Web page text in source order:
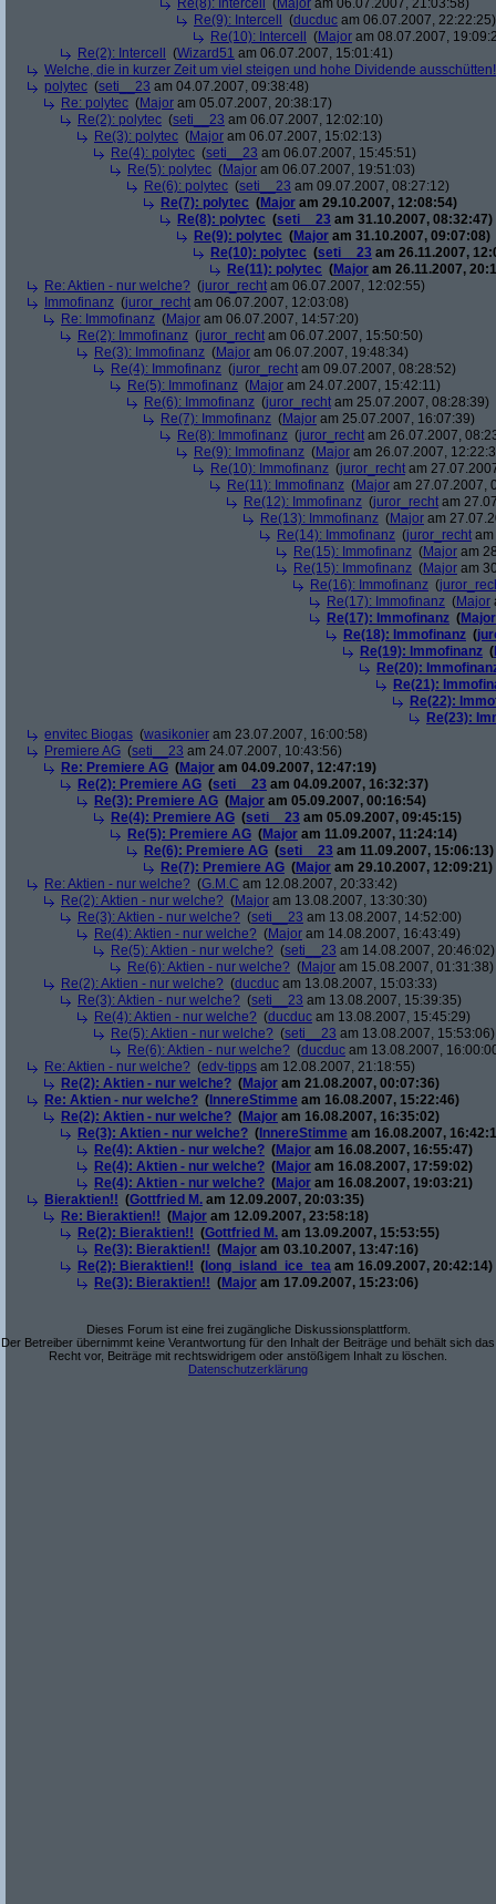
Re(8): Intercell
(Major am 06.07.2007, 21:03:58)
Re(9): Intercell
(ducduc am 06.07.2007, 22:22:25)
Re(10): Intercell
(Major am 08.07.2007,
Re(2): Intercell
(Wizard51 am 06.07.2007, 15:01:41)
Welche, die in kurzer Zeit um viel steigen und hohe Dividende
polytec (seti__23 am 04.07.2007, 09:38:48)
Re: polytec (Major am 05.07.2007, 20:38:17)
Re(2): polytec (seti__23 am 06.07.2007, 12:02:10)
Re(3): polytec (Major am 06.07.2007, 15:02:13)
Re(4): polytec (seti__23 am 06.07.2007, 15:45:51)
Re(5): polytec (Major am 06.07.2007, 19:51:03)
Re(6): polytec (seti__23 am 09.07.2007, 08:27:12)
Re(7): polytec (Major am 29.10.2007, 12:08:54)
Re(8): polytec (seti__23 am 31.10.2007, 08:32:47)
Re(9): polytec (Major am 31.10.2007, 09:07:08)
Re(10): polytec (seti__23 am 26.11.2007,
Re(11): polytec (Major am 26.11.2007,
Re: Aktien - nur welche? (juror_recht am 06.07.2007, 12:02:55)
Immofinanz (juror_recht am 06.07.2007, 12:03:08)
Re: Immofinanz (Major am 06.07.2007, 14:57:20)
Re(2): Immofinanz (juror_recht am 06.07.2007, 15:50:50)
Re(3): Immofinanz (Major am 06.07.2007, 19:48:34)
Re(4): Immofinanz (juror_recht am 09.07.2007, 08:28:52)
Re(5): Immofinanz (Major am 24.07.2007, 15:42:11)
Re(6): Immofinanz (juror_recht am 25.07.2007, 08:28:39)
Re(7): Immofinanz (Major am 25.07.2007, 16:07:39)
Re(8): Immofinanz (juror_recht am 26.07.2007,
Re(9): Immofinanz (Major am 26.07.2007,
Re(10): Immofinanz (juror_recht am
Re(11): Immofinanz (Major am 27.07.2007,
Re(12): Immofinanz (juror_recht am
Re(13): Immofinanz (Major am
Re(14): Immofinanz (juror_recht
Re(15): Immofinanz (Major am
Re(15): Immofinanz (Major am
Re(16): Immofinanz (
Re(17): Immofinanz (Major
Re(17): Immofinanz (Major
Re(18): Immofinanz (
Re(19): Immofinanz (
Re(20):
Re(21):
Re(22):
Re(23):
envitec Biogas (wasikonier am 23.07.2007, 16:00:58)
Premiere AG (seti__23 am 24.07.2007, 10:43:56)
Re: Premiere AG (Major am 04.09.2007, 12:47:19)
Re(2): Premiere AG (seti__23 am 04.09.2007, 16:32:37)
Re(3): Premiere AG (Major am 05.09.2007, 00:16:54)
Re(4): Premiere AG (seti__23 am 05.09.2007, 09:45:15)
Re(5): Premiere AG (Major am 11.09.2007, 11:24:14)
Re(6): Premiere AG (seti__23 am 11.09.2007, 15:06:13)
Re(7): Premiere AG (Major am 29.10.2007, 12:09:21)
Re: Aktien - nur welche? (G.M.C am 12.08.2007, 20:33:42)
Re(2): Aktien - nur welche? (Major am 13.08.2007, 13:30:30)
Re(3): Aktien - nur welche? (seti__23 am 13.08.2007, 14:52:00)
Re(4): Aktien - nur welche? (Major am 14.08.2007, 16:43:49)
Re(5): Aktien - nur welche? (seti__23 am 14.08.2007, 20:46:02)
Re(6): Aktien - nur welche? (Major am 15.08.2007, 01:31:38)
Re(2): Aktien - nur welche? (ducduc am 13.08.2007, 15:03:33)
Re(3): Aktien - nur welche? (seti__23 am 13.08.2007, 15:39:35)
Re(4): Aktien - nur welche? (ducduc am 13.08.2007, 15:45:29)
Re(5): Aktien - nur welche? (seti__23 am 13.08.2007, 15:53:06)
Re(6): Aktien - nur welche? (ducduc am 13.08.2007,
Re: Aktien - nur welche? (edv-tipps am 12.08.2007, 21:18:55)
Re(2): Aktien - nur welche? (Major am 21.08.2007, 00:07:36)
Re: Aktien - nur welche? ( InnereStimme am 16.08.2007, 15:22:46)
Re(2): Aktien - nur welche? (Major am 16.08.2007, 16:35:02)
Re(3): Aktien - nur welche? ( InnereStimme am 16.08.2007,
Re(4): Aktien - nur welche? (Major am 16.08.2007, 16:55:47)
Re(4): Aktien - nur welche? (Major am 16.08.2007, 17:59:02)
Re(4): Aktien - nur welche? (Major am 16.08.2007, 19:03:21)
Bieraktien!! (Gottfried M. am 12.09.2007, 20:03:35)
Re: Bieraktien!! (Major am 12.09.2007, 23:58:18)
Re(2): Bieraktien!! (Gottfried M. am 13.09.2007, 15:53:55)
Re(3): Bieraktien!! (Major am 03.10.2007, 13:47:16)
Re(2): Bieraktien!! ( long_island_ice_tea am 16.09.2007, 20:42:14)
Re(3): Bieraktien!! (Major am 17.09.2007, 15:23:06)
Dieses Forum ist eine frei zugängliche Diskussionsplattform.
Der Betreiber übernimmt keine Verantwortung für den Inhalt der Beiträge und behält sich das
Recht vor, Beiträge mit rechtswidrigem oder anstößigem Inhalt zu löschen.
Datenschutzerklärung